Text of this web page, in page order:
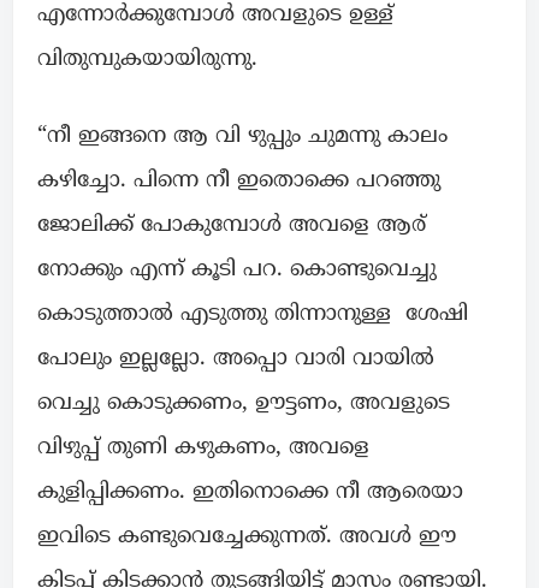
എന്നോർക്കുമ്പോൾ അവളുടെ ഉള്ള്
വിതുമ്പുകയായിരുന്നു.
“നീ ഇങ്ങനെ ആ വി ഴുപ്പും ചുമന്നു കാലം
കഴിച്ചോ. പിന്നെ നീ ഇതൊക്കെ പറഞ്ഞു
ജോലിക്ക് പോകുമ്പോൾ അവളെ ആര്
നോക്കും എന്ന് കൂടി പറ. കൊണ്ടുവെച്ചു
കൊടുത്താൽ എടുത്തു തിന്നാനുള്ള ശേഷി
പോലും ഇല്ലല്ലോ. അപ്പൊ വാരി വായിൽ
വെച്ചു കൊടുക്കണം, ഊട്ടണം, അവളുടെ
വിഴുപ്പ് തുണി കഴുകണം, അവളെ
കുളിപ്പിക്കണം. ഇതിനൊക്കെ നീ ആരെയാ
ഇവിടെ കണ്ടുവെച്ചേക്കുന്നത്. അവൾ ഈ
കിടപ്പ് കിടക്കാൻ തുടങ്ങിയിട്ട് മാസം രണ്ടായി.